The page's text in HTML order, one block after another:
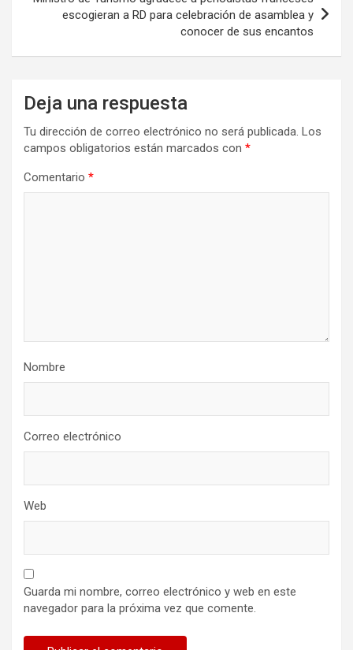
escogieran a RD para celebración de asamblea y
conocer de sus encantos
Deja una respuesta
Tu dirección de correo electrónico no será publicada. Los
campos obligatorios están marcados con *
Comentario *
Nombre
Correo electrónico
Web
Guarda mi nombre, correo electrónico y web en este
navegador para la próxima vez que comente.